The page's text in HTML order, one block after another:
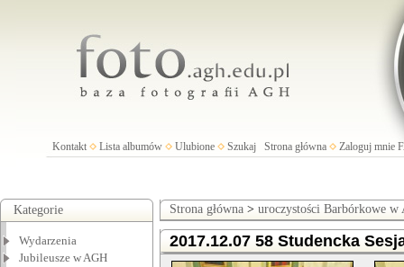
Kontakt Lista albumów Ulubione Szukaj Strona główna Zaloguj mnie
Kategorie
Wydarzenia
Jubileusze w AGH
Strona główna > uroczystości Barbórkowe w
2017.12.07 58 Studencka